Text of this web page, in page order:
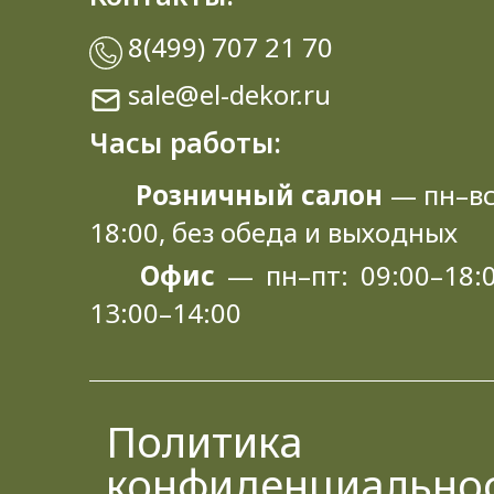
8(499) 707 21 70
sale@el-dekor.ru
Часы работы:
Розничный салон —
18:00, без обеда и выходных
Офис — пн–пт:
13:00–14:00
Политика